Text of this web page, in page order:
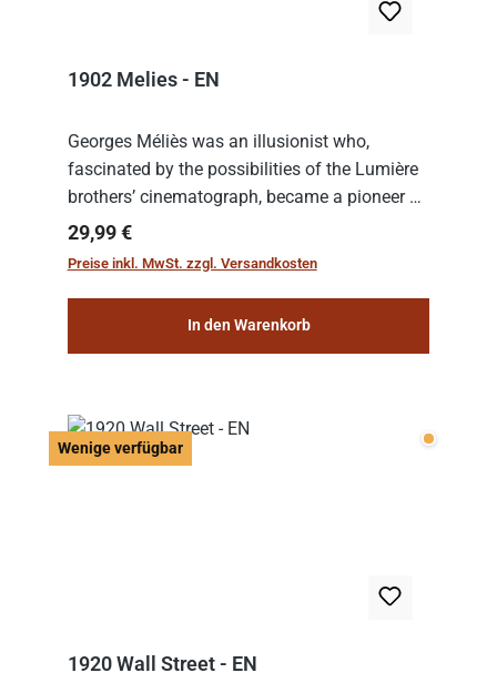
1902 Melies - EN
Georges Méliès was an illusionist who,
fascinated by the possibilities of the Lumière
brothers’ cinematograph, became a pioneer of
cinema. In 1902, he filmed his most famous
work: “Le Voyage dans la Lune” (“A Trip to...
Regulärer Preis:
29,99 €
Preise inkl. MwSt. zzgl. Versandkosten
In den Warenkorb
Wenige verfügbar Wenige
1920 Wall Street - EN